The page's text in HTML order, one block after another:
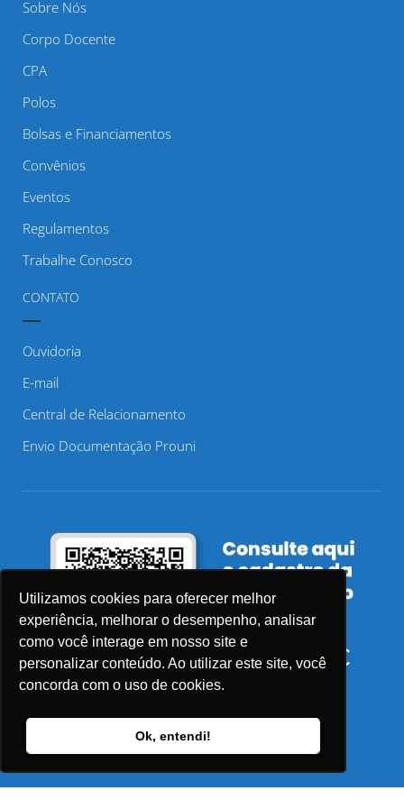
Utilizamos cookies para oferecer melhor
experiência, melhorar o desempenho, analisar
como você interage em nosso site e
personalizar conteúdo. Ao utilizar este site, você
concorda com o uso de cookies.
Ok, entendi!
Sobre Nós
Corpo Docente
CPA
Polos
Bolsas e Financiamentos
Convênios
Eventos
Regulamentos
Trabalhe Conosco
CONTATO
Ouvidoria
E-mail
Central de Relacionamento
Envio Documentação Prouni